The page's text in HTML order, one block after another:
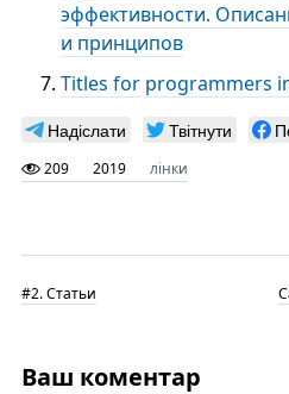
эффективности.
и принципов
Titles for programmers
Надіслати Твітнути
209 2019 лінки
#2. Статьи
Ваш коментар